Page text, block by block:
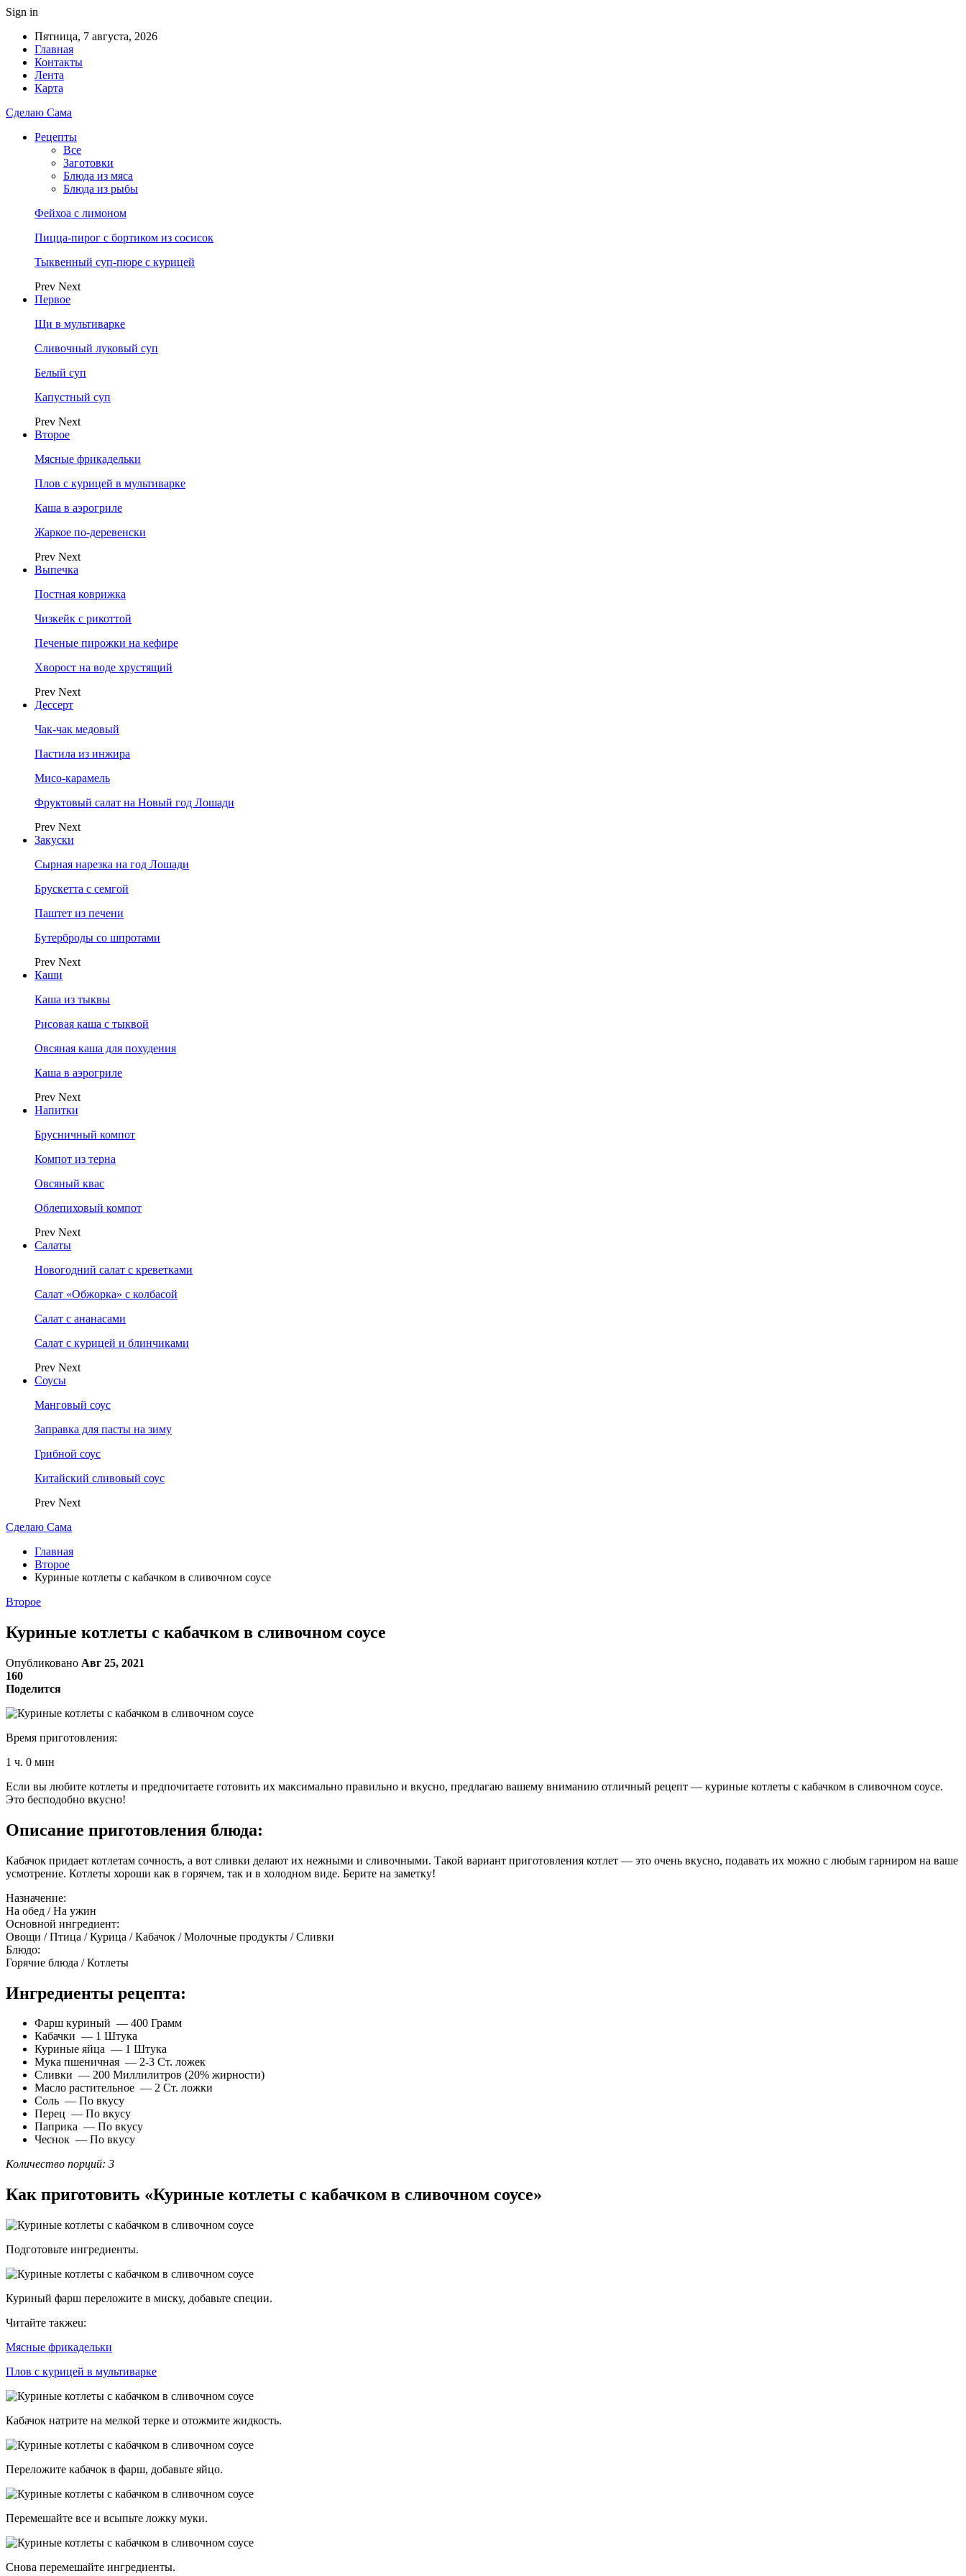
Sign in
Пятница, 7 августа, 2026
Главная
Контакты
Лента
Карта
Сделаю Сама
Рецепты
Все
Заготовки
Блюда из мяса
Блюда из рыбы
Фейхоа с лимоном
Пицца-пирог с бортиком из сосисок
Тыквенный суп-пюре с курицей
Prev Next
Первое
Щи в мультиварке
Сливочный луковый суп
Белый суп
Капустный суп
Prev Next
Второе
Мясные фрикадельки
Плов с курицей в мультиварке
Каша в аэрогриле
Жаркое по-деревенски
Prev Next
Выпечка
Постная коврижка
Чизкейк с рикоттой
Печеные пирожки на кефире
Хворост на воде хрустящий
Prev Next
Дессерт
Чак-чак медовый
Пастила из инжира
Мисо-карамель
Фруктовый салат на Новый год Лошади
Prev Next
Закуски
Сырная нарезка на год Лошади
Брускетта с семгой
Паштет из печени
Бутерброды со шпротами
Prev Next
Каши
Каша из тыквы
Рисовая каша с тыквой
Овсяная каша для похудения
Каша в аэрогриле
Prev Next
Напитки
Брусничный компот
Компот из терна
Овсяный квас
Облепиховый компот
Prev Next
Салаты
Новогодний салат с креветками
Салат «Обжорка» с колбасой
Салат с ананасами
Салат с курицей и блинчиками
Prev Next
Соусы
Манговый соус
Заправка для пасты на зиму
Грибной соус
Китайский сливовый соус
Prev Next
Сделаю Сама
Главная
Второе
Куриные котлеты с кабачком в сливочном соусе
Второе
Куриные котлеты с кабачком в сливочном соусе
Опубликовано Авг 25, 2021
160
Поделится
Время приготовления:
1 ч. 0 мин
Если вы любите котлеты и предпочитаете готовить их максимально правильно и вкусно, предлагаю вашему вниманию отличный рецепт — куриные котлеты с кабачком в сливочном соусе.
Это бесподобно вкусно!
Описание приготовления блюда:
Кабачок придает котлетам сочность, а вот сливки делают их нежными и сливочными. Такой вариант приготовления котлет — это очень вкусно, подавать их можно с любым гарниром на ваше
усмотрение. Котлеты хороши как в горячем, так и в холодном виде. Берите на заметку!
Назначение:
На обед / На ужин
Основной ингредиент:
Овощи / Птица / Курица / Кабачок / Молочные продукты / Сливки
Блюдо:
Горячие блюда / Котлеты
Ингредиенты рецепта:
Фарш куриный — 400 Грамм
Кабачки — 1 Штука
Куриные яйца — 1 Штука
Мука пшеничная — 2-3 Ст. ложек
Сливки — 200 Миллилитров (20% жирности)
Масло растительное — 2 Ст. ложки
Соль — По вкусу
Перец — По вкусу
Паприка — По вкусу
Чеснок — По вкусу
Количество порций: 3
Как приготовить «Куриные котлеты с кабачком в сливочном соусе»
Подготовьте ингредиенты.
Куриный фарш переложите в миску, добавьте специи.
Читайте такжеu:
Мясные фрикадельки
Плов с курицей в мультиварке
Кабачок натрите на мелкой терке и отожмите жидкость.
Переложите кабачок в фарш, добавьте яйцо.
Перемешайте все и всыпьте ложку муки.
Снова перемешайте ингредиенты.